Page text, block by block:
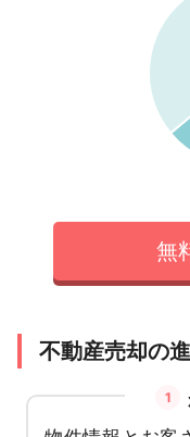
無
不動産売却の
1